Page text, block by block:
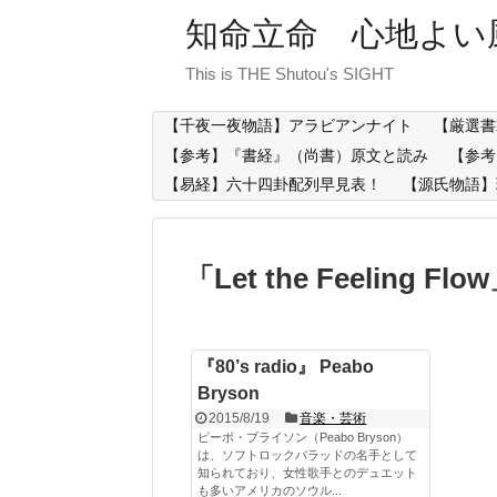
知命立命 心地よい
This is THE Shutou's SIGHT
【千夜一夜物語】アラビアンナイト 【厳選
【参考】『書経』（尚書）原文と読み
【参
【易経】六十四卦配列早見表！
【源氏物語
「 Let the Feeling Flow
『80’s radio』 Peabo
Bryson
2015/8/19 音楽・芸術
ピーボ・ブライソン（Peabo Bryson）
は、ソフトロックバラッドの名手として
知られており、女性歌手とのデュエット
も多いアメリカのソウル...